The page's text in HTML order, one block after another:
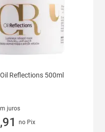
Reflections 500ml
juros
jurosno Pix